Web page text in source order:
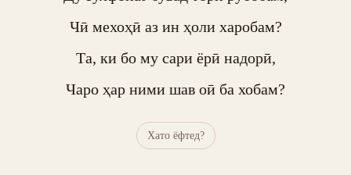
Чӣ мехоҳӣ аз ин ҳоли харобам?
Та, ки бо му сари ёрӣ надорӣ,
Чаро ҳар ними шав оӣ ба хобам?
Хато ёфтед?